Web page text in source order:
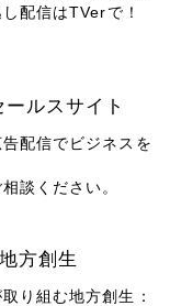
配信はTVerで！
ールスサイト
配信でビジネスを
談ください。
方創生
り組む地方創生：